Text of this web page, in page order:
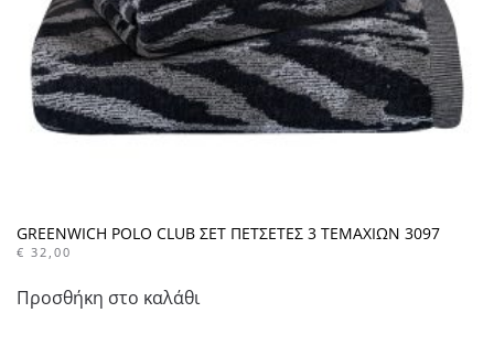
GREENWICH POLO CLUB ΣΕΤ ΠΕΤΣΕΤΕΣ 3 ΤΕΜΑΧΙΩΝ 3097
€ 32,00
Προσθήκη στο καλάθι